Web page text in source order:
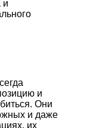
и
и
Они
и даже
их